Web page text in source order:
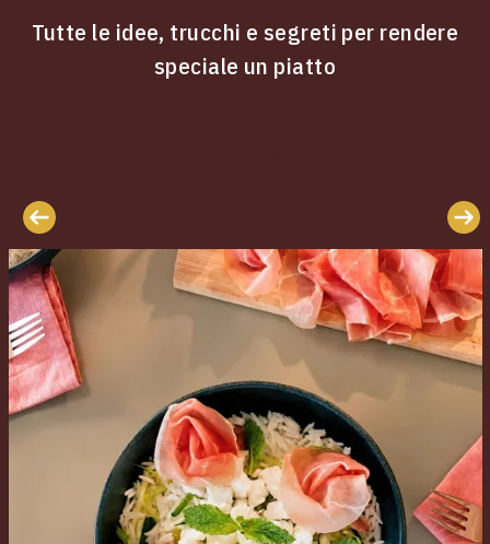
Tutte le idee, trucchi e segreti per rendere
speciale un piatto